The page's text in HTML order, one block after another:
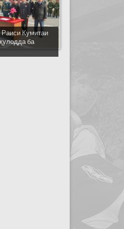
ҳавлии сокини
Кумитаи
ба